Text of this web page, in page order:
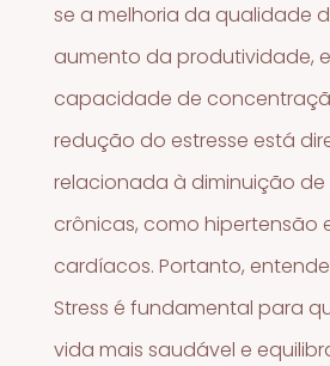
se a melhoria da qualidade
aumento da produtividade,
capacidade de
redução do estresse está
relacionada à diminuição
crônicas, como hipertensão
cardíacos. Portanto,
Stress é fundamental para
vida mais saudável e